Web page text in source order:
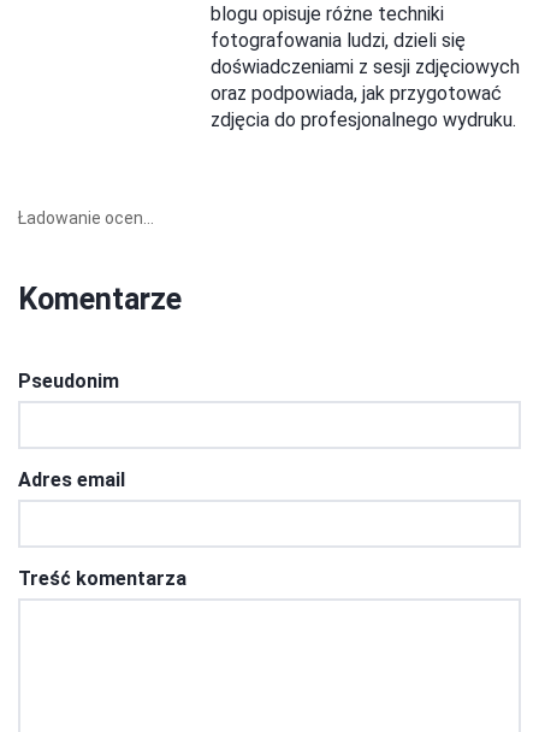
blogu opisuje różne techniki
fotografowania ludzi, dzieli się
doświadczeniami z sesji zdjęciowych
oraz podpowiada, jak przygotować
zdjęcia do profesjonalnego wydruku.
Ładowanie ocen...
Komentarze
Pseudonim
Adres email
Treść komentarza